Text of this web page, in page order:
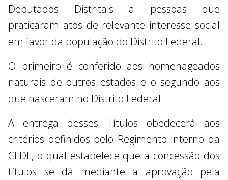
Deputados Distritais a pessoas que
praticaram atos de relevante interesse social
em favor da população do Distrito Federal.
O primeiro é conferido aos homenageados
naturais de outros estados e o segundo aos
que nasceram no Distrito Federal.
A entrega desses Títulos obedecerá aos
critérios definidos pelo Regimento Interno da
CLDF, o qual estabelece que a concessão dos
títulos se dá mediante a aprovação pela